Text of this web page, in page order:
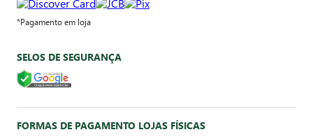
*Pagamento em loja
SELOS DE SEGURANÇA
FORMAS DE PAGAMENTO LOJAS FÍSICAS